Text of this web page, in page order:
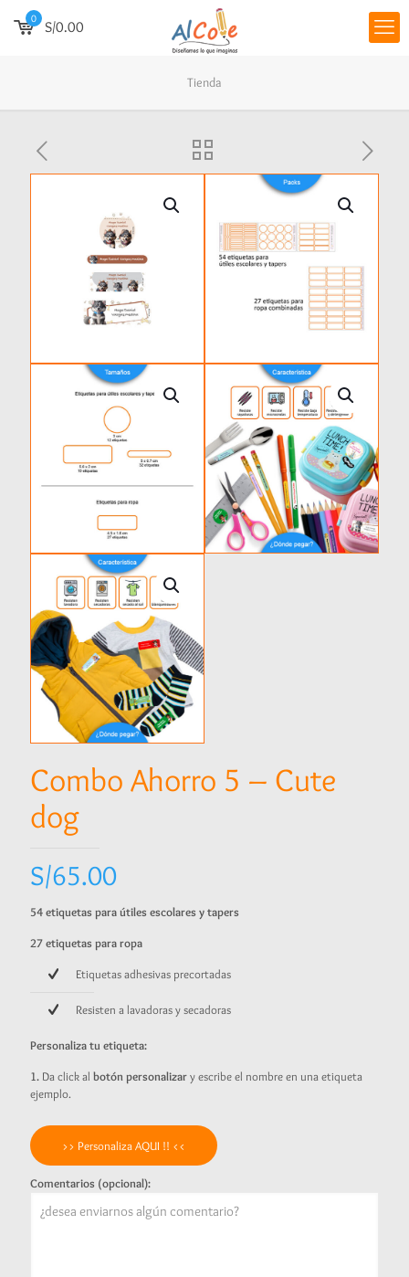
0 S/0.00
Tienda
Combo Ahorro 5 – Cute
dog
S/65.00
54 etiquetas para útiles escolares y tapers
27 etiquetas para ropa
Etiquetas adhesivas precortadas
Resisten a lavadoras y secadoras
Personaliza tu etiqueta:
1. Da click al botón personalizary escribe el nombre en una etiqueta
ejemplo.
>> Personaliza AQUI !! <<
Comentarios (opcional):